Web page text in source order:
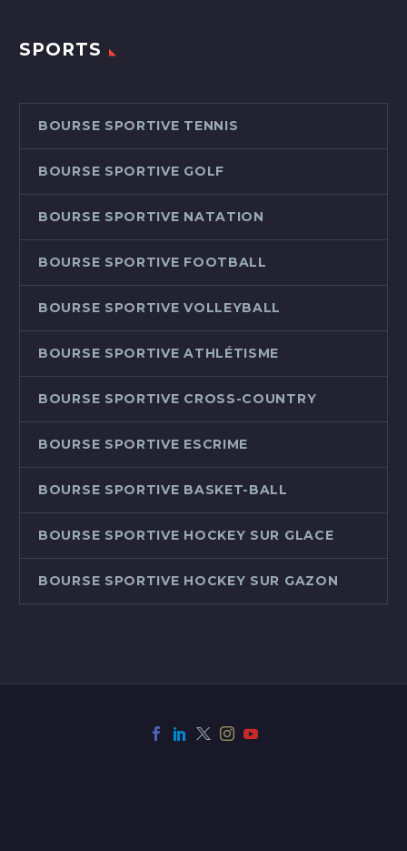
SPORTS
BOURSE SPORTIVE TENNIS
BOURSE SPORTIVE GOLF
BOURSE SPORTIVE NATATION
BOURSE SPORTIVE FOOTBALL
BOURSE SPORTIVE VOLLEYBALL
BOURSE SPORTIVE ATHLÉTISME
BOURSE SPORTIVE CROSS-COUNTRY
BOURSE SPORTIVE ESCRIME
BOURSE SPORTIVE BASKET-BALL
BOURSE SPORTIVE HOCKEY SUR GLACE
BOURSE SPORTIVE HOCKEY SUR GAZON